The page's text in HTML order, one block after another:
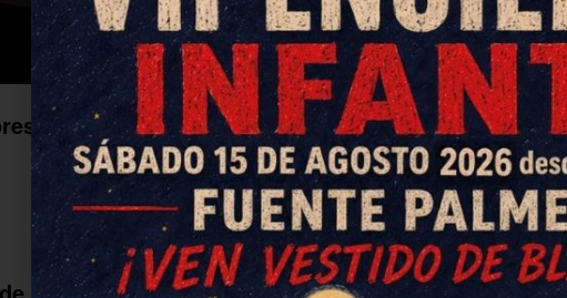
de la Asociación de Empresarios de
Fuente Palmera ya ha comenzado a trabajar